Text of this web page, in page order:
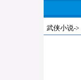
武侠小说->